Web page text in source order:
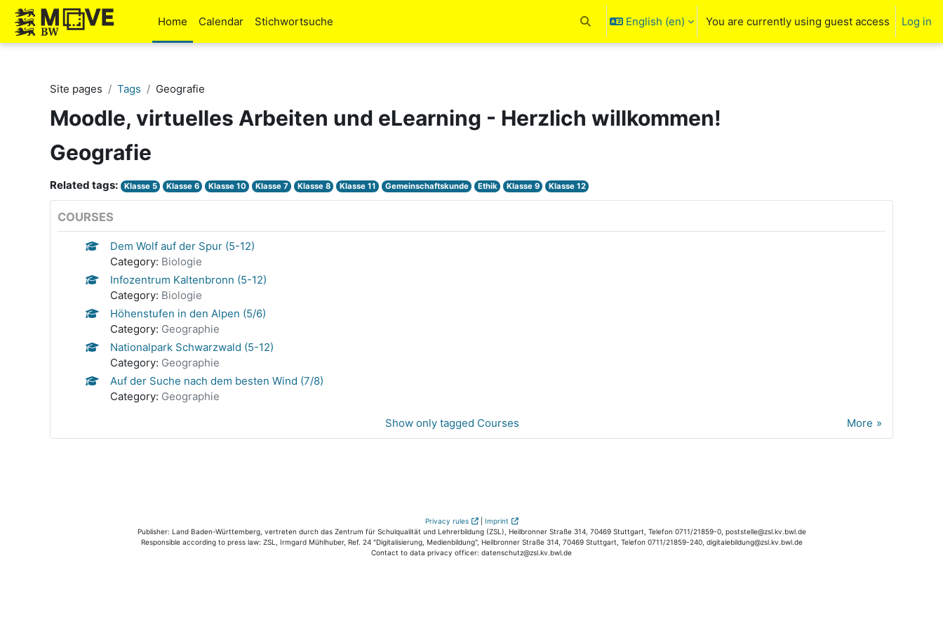
Skip to main content
Home
Calendar Stichwortsuche Toggle search input
English ‎(en)‎ You are currently using guest access Log in
Site pages Tags Geografie
Moodle, virtuelles Arbeiten und eLearning - Herzlich willkommen!
Geografie
Related tags: Klasse 5 Klasse 6 Klasse 10 Klasse 7 Klasse 8 Klasse 11 Gemeinschaftskunde Ethik Klasse 9 Klasse 12
COURSES
Dem Wolf auf der Spur (5-12)
Category: Biologie
Infozentrum Kaltenbronn (5-12)
Category: Biologie
Höhenstufen in den Alpen (5/6)
Category: Geographie
Nationalpark Schwarzwald (5-12)
Category: Geographie
Auf der Suche nach dem besten Wind (7/8)
Category: Geographie
More
Show only tagged Courses
Privacy rules | Imprint
Publisher: Land Baden-Württemberg, vertreten durch das Zentrum für Schulqualität und Lehrerbildung (ZSL), Heilbronner Straße 314, 70469 Stuttgart, Telefon 0711/21859-0, poststelle@zsl.kv.bwl.de
Responsible according to press law: ZSL, Irmgard Mühlhuber, Ref. 24 "Digitalisierung, Medienbildung", Heilbronner Straße 314, 70469 Stuttgart, Telefon 0711/21859-240, digitalebildung@zsl.kv.bwl.de
Contact to data privacy officer: datenschutz@zsl.kv.bwl.de